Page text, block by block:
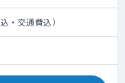
・交通費込）